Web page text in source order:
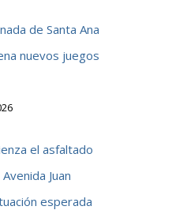
de Santa Ana
nuevos juegos
el asfaltado
Juan
esperada